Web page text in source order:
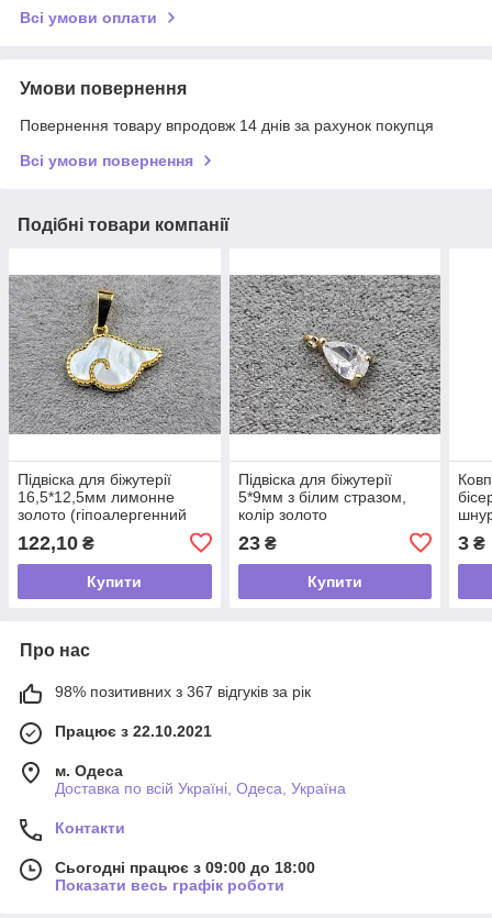
Всі умови оплати
Умови повернення
Повернення товару впродовж 14 днів за рахунок покупця
Всі умови повернення
Подібні товари компанії
Підвіска для біжутерії
16,5*12,5мм лимонне
золото (гіпоалергенний
122,10 ₴
Купити
Підвіска для біжутерії
5*9мм з білим стразом,
колір золото
23₴
Купити
3 ₴
Про нас
98% позитивних з 367 відгуків за рік
Працює з 22.10.2021
м. Одеса
Доставка по всій Україні, Одеса, Україна
Контакти
Сьогодні працює з 09:00 до 18:00
Показати весь графік роботи